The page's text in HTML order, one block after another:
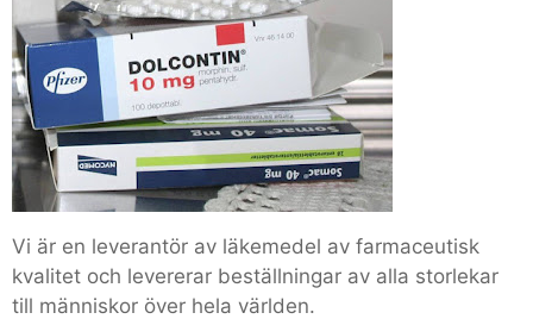
Vi är en leverantör av läkemedel av farmaceutisk
kvalitet och levererar beställningar av alla storlekar
till människor över hela världen.